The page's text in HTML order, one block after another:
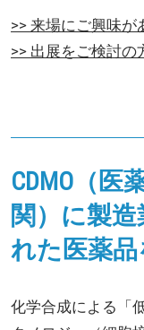
>> 来場にご興味が
>> 出展をご検討の
CDMO（医
関）に製
れた医薬品
化学合成による「